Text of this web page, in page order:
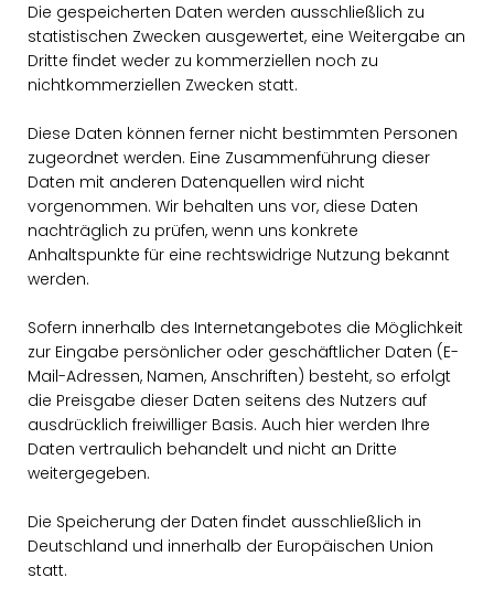
Die gespeicherten Daten werden ausschließlich zu
statistischen Zwecken ausgewertet, eine Weitergabe an
Dritte findet weder zu kommerziellen noch zu
nichtkommerziellen Zwecken statt.
Diese Daten können ferner nicht bestimmten Personen
zugeordnet werden. Eine Zusammenführung dieser
Daten mit anderen Datenquellen wird nicht
vorgenommen. Wir behalten uns vor, diese Daten
nachträglich zu prüfen, wenn uns konkrete
Anhaltspunkte für eine rechtswidrige Nutzung bekannt
werden.
Sofern innerhalb des Internetangebotes die Möglichkeit
zur Eingabe persönlicher oder geschäftlicher Daten (E-
Mail-Adressen, Namen, Anschriften) besteht, so erfolgt
die Preisgabe dieser Daten seitens des Nutzers auf
ausdrücklich freiwilliger Basis. Auch hier werden Ihre
Daten vertraulich behandelt und nicht an Dritte
weitergegeben.
Die Speicherung der Daten findet ausschließlich in
Deutschland und innerhalb der Europäischen Union
statt.